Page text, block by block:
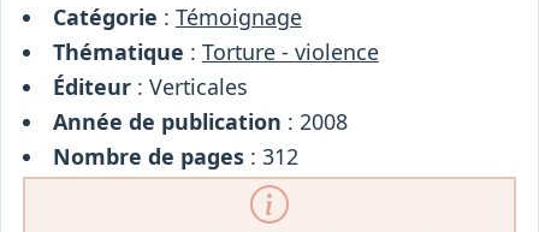
Catégorie : Témoignage
Thématique : Torture - violence
Éditeur: Verticales
Année de publication : 2008
Nombre de pages: 312